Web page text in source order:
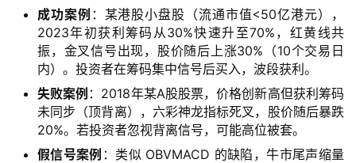
成功案例 ：某港股小盘股（流通市值<50亿港元），
2023年初获利筹码从30%快速升至70%，红黄线共
振，金叉信号出现，股价随后上涨30%（10个交易日
内）。投资者在筹码集中信号后买入，波段获利。
失败案例 ：2018年某A股股票，价格创新高但获利筹码
未同步（顶背离），六彩神龙指标死叉，股价随后暴跌
20%。若投资者忽视背离信号，可能高位被套。
假信号案例 ：类似 OBVMACD 的缺陷，牛市尾声缩量